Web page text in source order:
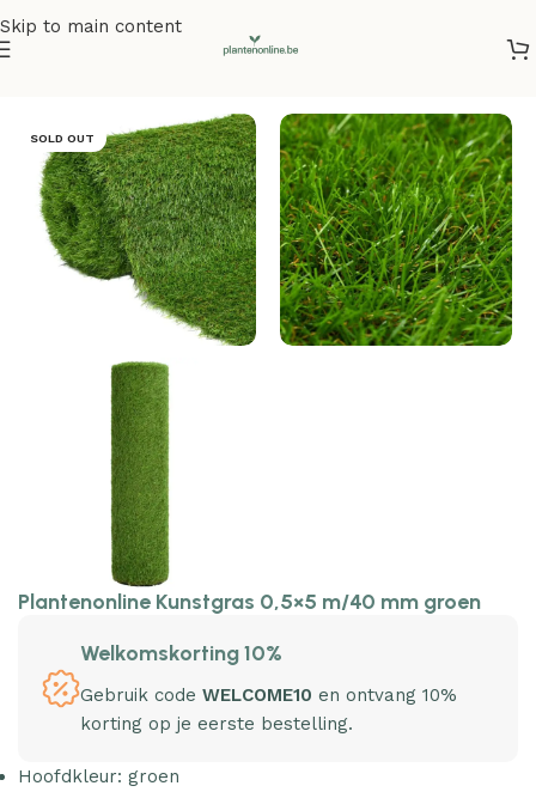
Skip to main content
SOLD OUT
Plantenonline Kunstgras 0,5×5 m/40 mm groen
Welkomskorting 10%
Gebruik code WELCOME10 en ontvang 10%
korting op je eerste bestelling.
Hoofdkleur: groen